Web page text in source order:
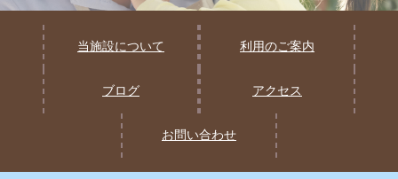
当施設について 利用のご案内
ブログ アクセス
お問い合わせ